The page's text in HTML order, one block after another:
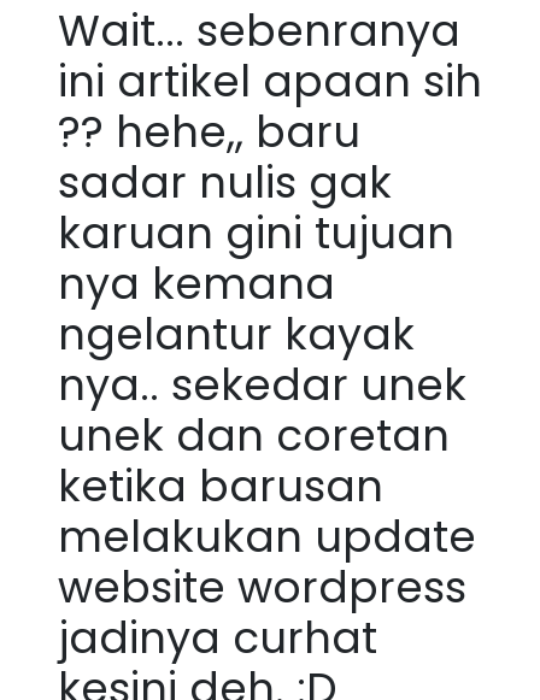
Wait... sebenranya
ini artikel apaan sih
?? hehe,, baru
sadar nulis gak
karuan gini tujuan
nya kemana
ngelantur kayak
nya.. sekedar unek
unek dan coretan
ketika barusan
melakukan update
website wordpress
jadinya curhat